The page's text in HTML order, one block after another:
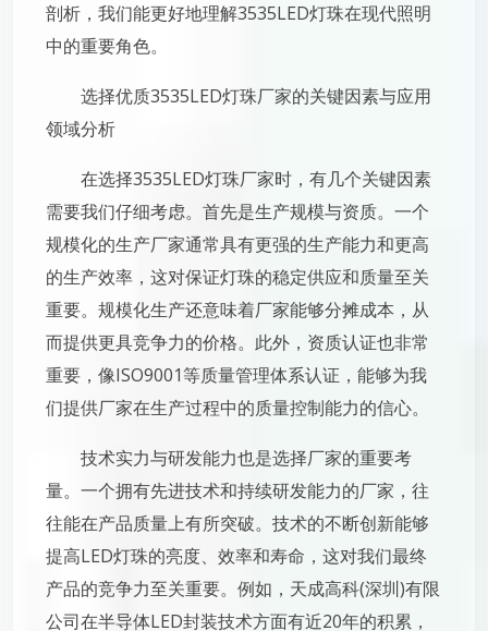
剖析，我们能更好地理解3535LED灯珠在现代照明
中的重要角色。
选择优质3535LED灯珠厂家的关键因素与应用
领域分析
在选择3535LED灯珠厂家时，有几个关键因素
需要我们仔细考虑。首先是生产规模与资质。一个
规模化的生产厂家通常具有更强的生产能力和更高
的生产效率，这对保证灯珠的稳定供应和质量至关
重要。规模化生产还意味着厂家能够分摊成本，从
而提供更具竞争力的价格。此外，资质认证也非常
重要，像ISO9001等质量管理体系认证，能够为我
们提供厂家在生产过程中的质量控制能力的信心。
技术实力与研发能力也是选择厂家的重要考
量。一个拥有先进技术和持续研发能力的厂家，往
往能在产品质量上有所突破。技术的不断创新能够
提高LED灯珠的亮度、效率和寿命，这对我们最终
产品的竞争力至关重要。例如，天成高科(深圳)有限
公司在半导体LED封装技术方面有近20年的积累，